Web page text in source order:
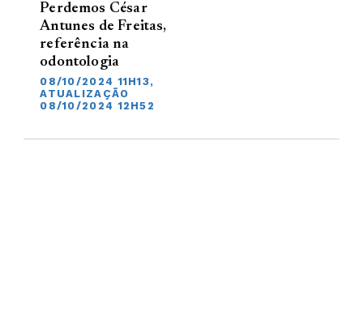
Perdemos César
Antunes de Freitas,
referência na
odontologia
08/10/2024 11H13,
ATUALIZAÇÃO
08/10/2024 12H52